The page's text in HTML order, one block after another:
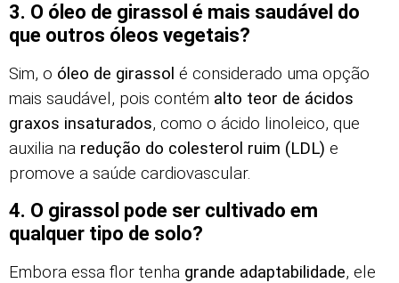
3. O óleo de girassol é mais saudável do
que outros óleos vegetais?
Sim, o óleo de girassol é considerado uma opção
mais saudável, pois contém alto teor de ácidos
graxos insaturados, como o ácido linoleico, que
auxilia na redução do colesterol ruim (LDL) e
promove a saúde cardiovascular.
4. O girassol pode ser cultivado em
qualquer tipo de solo?
Embora essa flor tenha grande adaptabilidade, ele